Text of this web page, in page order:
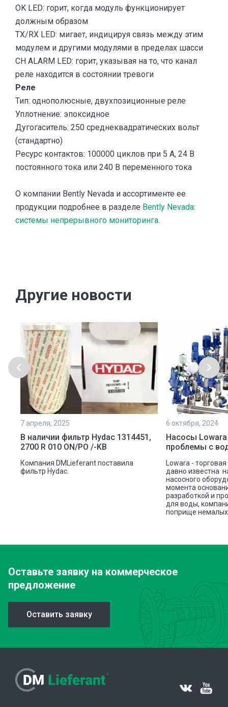
OK LED: горит, когда модуль функционирует
должным образом
TX/RX LED: мигает, индицируя связь между этим
модулем и другими модулями в пределах шасси
CH ALARM LED: горит, указывая на то, что канал
реле находится в состоянии тревоги
Реле
Тип: однополюсные, двухпозиционные реле
Уплотнение: эпоксидное
Дугогаситель: 250 среднеквадратических вольт
(стандартно)
Ресурс контактов: 100000 циклов при 5 A, 24 В
постоянного тока или 240 В переменного тока
О компании Bently Nevada и ассортименте ее
продукции подробнее в разделе Bently Nevada:
системы непрерывного мониторинга.
Другие новости
7 апреля, 2025
В наличии фильтр Hydac 1314451,
2700 R 010 ON/PO /-KB
Компания DMLieferant поставила
фильтр Hydac.
6 октября, 2024
Насосы
проблемы с
Lowara -
давно известна
насосного
момента
разработкой и
для воды,
поприще немалых
Оставьте заявку на коммерческое
предложение
Оставить заявку